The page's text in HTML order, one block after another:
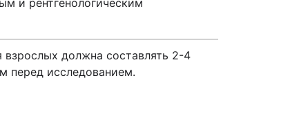
и рентгенологическим
должна составлять 2-4
перед исследованием.